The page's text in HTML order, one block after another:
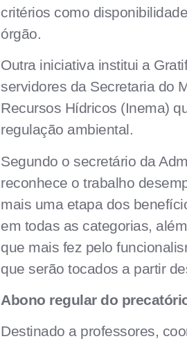
critérios como
órgão.
Outra iniciativa institui a
servidores da Secretaria do
Recursos Hídricos (Inema)
regulação ambiental.
Segundo o secretário da
reconhece o trabalho
mais uma etapa dos
em todas as categorias,
que mais fez pelo
que serão tocados a partir
Abono regular do
Destinado a professores,